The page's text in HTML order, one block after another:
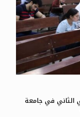
الثاني في جامعة